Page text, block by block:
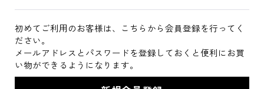
初めてご利用のお客様は、こちらから会員登録を行ってく
ださい。
メールアドレスとパスワードを登録しておくと便利にお買
い物ができるようになります。